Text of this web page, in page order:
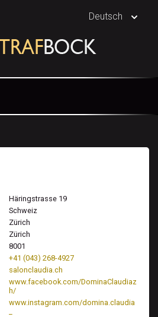
Deutsch
Häringstrasse 19
Schweiz
Zürich
Zürich
8001
+41 (043) 268-4927
salonclaudia.ch
www.facebook.com/DominaClaudiaz
h/
www.instagram.com/domina.claudia